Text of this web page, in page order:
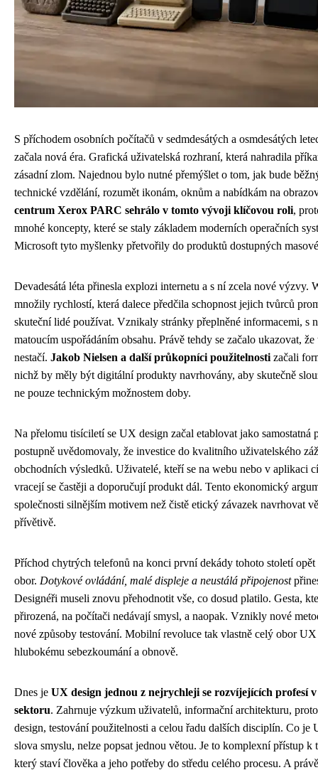
S příchodem osobních počítačů v sedmdesátých a osmdesátých
začala nová éra. Grafická uživatelská rozhraní, která nahradila
zásadní zlom. Najednou bylo nutné přemýšlet o tom, jak bude
technické vzdělání, rozumět ikonám, oknům a nabídkám na
centrum Xerox PARC sehrálo v tomto vývoji klíčovou roli,
mnohé koncepty, které se staly základem moderních operačních
Microsoft tyto myšlenky přetvořily do produktů dostupných
Devadesátá léta přinesla explozi internetu a s ní zcela nové výzvy.
množily rychlostí, která dalece předčila schopnost jejich tvůrců
skuteční lidé používat. Vznikaly stránky přeplněné informacemi, s
matoucím uspořádáním obsahu. Právě tehdy se začalo ukazovat,
nestačí. Jakob Nielsen a další průkopníci použitelnosti začali
nichž by měly být digitální produkty navrhovány, aby skutečně
ne pouze technickým možnostem doby.
Na přelomu tisíciletí se UX design začal etablovat jako samostatná
postupně uvědomovaly, že investice do kvalitního uživatelského
obchodních výsledků. Uživatelé, kteří se na webu nebo v aplikaci
vracejí se častěji a doporučují produkt dál. Tento ekonomický
společnosti silnějším motivem než čistě etický závazek navrhovat
přívětivě.
Příchod chytrých telefonů na konci první dekády tohoto století
obor. Dotykové ovládání, malé displeje a neustálá připojenost
Designéři museli znovu přehodnotit vše, co dosud platilo. Gesta,
přirozená, na počítači nedávají smysl, a naopak. Vznikly nové
nové způsoby testování. Mobilní revoluce tak vlastně celý obor
hlubokému sebezkoumání a obnově.
Dnes je UX design jednou z nejrychleji se rozvíjejících profesí
sektoru. Zahrnuje výzkum uživatelů, informační architekturu,
design, testování použitelnosti a celou řadu dalších disciplín. Co je
slova smyslu, nelze popsat jednou větou. Je to komplexní přístup k
který staví člověka a jeho potřeby do středu celého procesu. A